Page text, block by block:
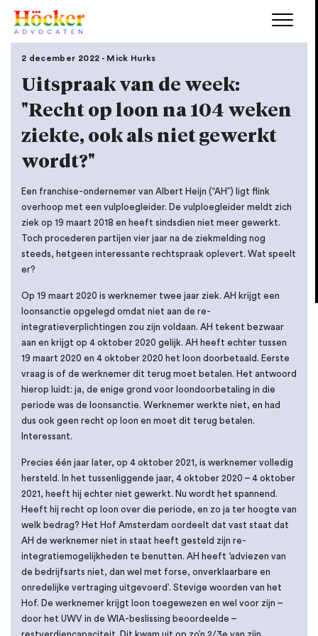
2 december 2022 - Mick Hurks
Uitspraak van de week:
"Recht op loon na 104 weken
ziekte, ook als niet gewerkt
wordt?"
Een franchise-ondernemer van Albert Heijn (“AH”) ligt flink
overhoop met een vulploegleider. De vulploegleider meldt zich
ziek op 19 maart 2018 en heeft sindsdien niet meer gewerkt.
Toch procederen partijen vier jaar na de ziekmelding nog
steeds, hetgeen interessante rechtspraak oplevert. Wat speelt
er?
Op 19 maart 2020 is werknemer twee jaar ziek. AH krijgt een
loonsanctie opgelegd omdat niet aan de re-
integratieverplichtingen zou zijn voldaan. AH tekent bezwaar
aan en krijgt op 4 oktober 2020 gelijk. AH heeft echter tussen
19 maart 2020 en 4 oktober 2020 het loon doorbetaald. Eerste
vraag is of de werknemer dit terug moet betalen. Het antwoord
hierop luidt: ja, de enige grond voor loondoorbetaling in die
periode was de loonsanctie. Werknemer werkte niet, en had
dus ook geen recht op loon en moet dit terug betalen.
Interessant.
Precies één jaar later, op 4 oktober 2021, is werknemer volledig
hersteld. In het tussenliggende jaar, 4 oktober 2020 – 4 oktober
2021, heeft hij echter niet gewerkt. Nu wordt het spannend.
Heeft hij recht op loon over die periode, en zo ja ter hoogte van
welk bedrag? Het Hof Amsterdam oordeelt dat vast staat dat
AH de werknemer niet in staat heeft gesteld zijn re-
integratiemogelijkheden te benutten. AH heeft ‘adviezen van
de bedrijfsarts niet, dan wel met forse, onverklaarbare en
onredelijke vertraging uitgevoerd’. Stevige woorden van het
Hof. De werknemer krijgt loon toegewezen en wel voor zijn –
door het UWV in de WIA-beslissing beoordeelde –